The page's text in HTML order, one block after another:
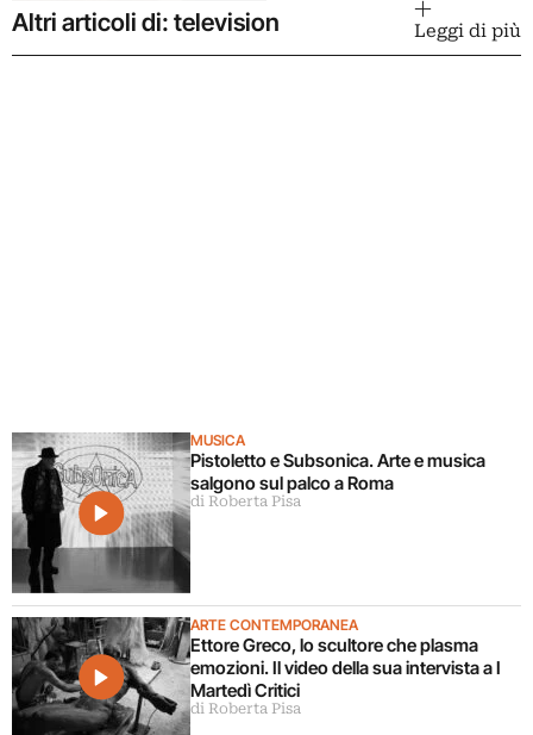
Altri articoli di: television Leggi di più
MUSICA
Pistoletto e Subsonica. Arte e musica
salgono sul palco a Roma
di Roberta Pisa
ARTE CONTEMPORANEA
Ettore Greco, lo scultore che plasma
emozioni. Il video della sua intervista a I
Martedì Critici
di Roberta Pisa